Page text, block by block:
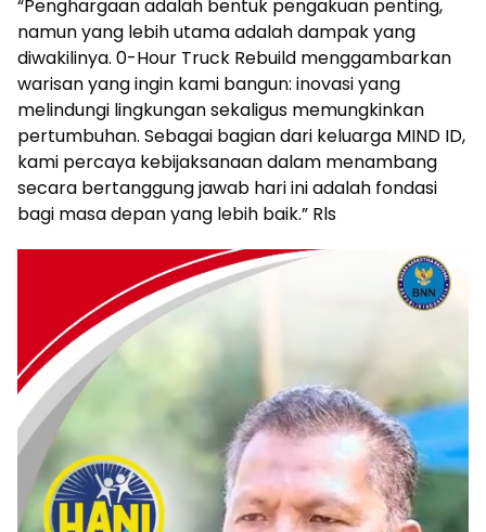
“Penghargaan adalah bentuk pengakuan penting,
namun yang lebih utama adalah dampak yang
diwakilinya. 0-Hour Truck Rebuild menggambarkan
warisan yang ingin kami bangun: inovasi yang
melindungi lingkungan sekaligus memungkinkan
pertumbuhan. Sebagai bagian dari keluarga MIND ID,
kami percaya kebijaksanaan dalam menambang
secara bertanggung jawab hari ini adalah fondasi
bagi masa depan yang lebih baik.” Rls